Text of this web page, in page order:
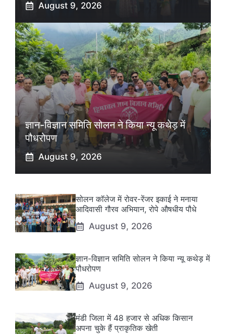
August 9, 2026
ज्ञान-विज्ञान समिति सोलन ने किया न्यू कथेड़ में
पौधरोपण
August 9, 2026
सोलन कॉलेज में रोवर-रेंजर इकाई ने मनाया
आदिवासी गौरव अभियान, रोपे औषधीय पौधे
August 9, 2026
ज्ञान-विज्ञान समिति सोलन ने किया न्यू कथेड़ में
पौधरोपण
August 9, 2026
मंडी जिला में 48 हजार से अधिक किसान
अपना चुके हैं प्राकृतिक खेती